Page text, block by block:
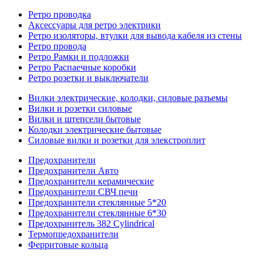
Ретро проводка
Аксессуары для ретро электрики
Ретро изоляторы, втулки для вывода кабеля из стены
Ретро провода
Ретро Рамки и подложки
Ретро Распаечные коробки
Ретро розетки и выключатели
Вилки электрические, колодки, силовые разъемы
Вилки и розетки силовые
Вилки и штепсели бытовые
Колодки электрические бытовые
Силовые вилки и розетки для элекстроплит
Предохранители
Предохранители Авто
Предохранители керамические
Предохранители СВЧ печи
Предохранители стеклянные 5*20
Предохранители стеклянные 6*30
Предохранитель 382 Cylindrical
Термопредохранители
Ферритовые кольца